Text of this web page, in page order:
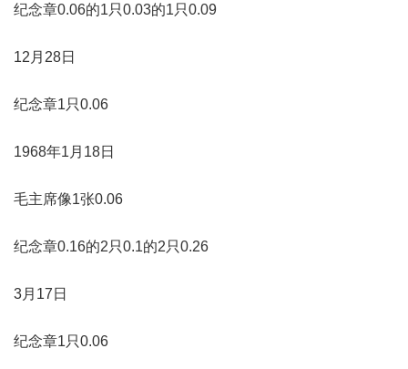
纪念章0.06的1只0.03的1只0.09
12月28日
纪念章1只0.06
1968年1月18日
毛主席像1张0.06
纪念章0.16的2只0.1的2只0.26
3月17日
纪念章1只0.06